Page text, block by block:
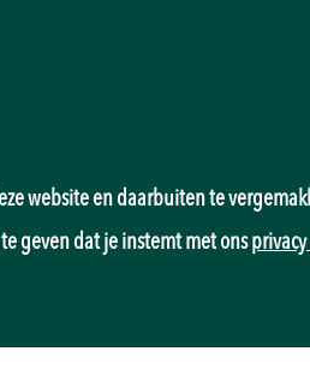
website en daarbuiten te
geven dat je instemt met ons